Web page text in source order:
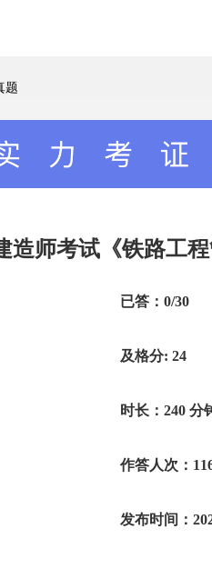
题
造师考试《铁路工
已答：0/30
及格分: 24
时长：240 分
作答人次：
发布时间：